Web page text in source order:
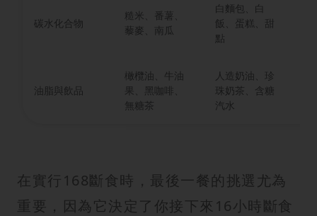
碳水化合物
糙米、番薯、
藜麥、南瓜
白麵包、白
飯、蛋糕、甜
點
油脂與飲品
橄欖油、牛油
果、黑咖啡、
無糖茶
人造奶油、珍
珠奶茶、含糖
汽水
在實行168斷食時，最後一餐的挑選尤為
重要，因為它決定了你接下來16小時斷食